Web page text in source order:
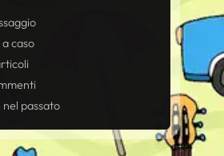
caso
passato